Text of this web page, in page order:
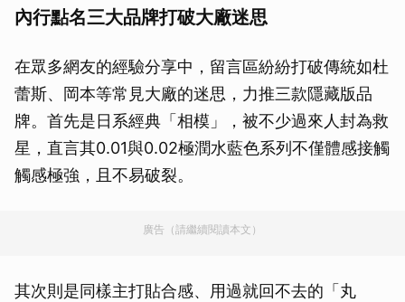
內行點名三大品牌打破大廠迷思
在眾多網友的經驗分享中，留言區紛紛打破傳統如杜
蕾斯、岡本等常見大廠的迷思，力推三款隱藏版品
牌。首先是日系經典「相模」，被不少過來人封為救
星，直言其0.01與0.02極潤水藍色系列不僅體感接觸
觸感極強，且不易破裂。
廣告（請繼續閱讀本文）
其次則是同樣主打貼合感、用過就回不去的「丸